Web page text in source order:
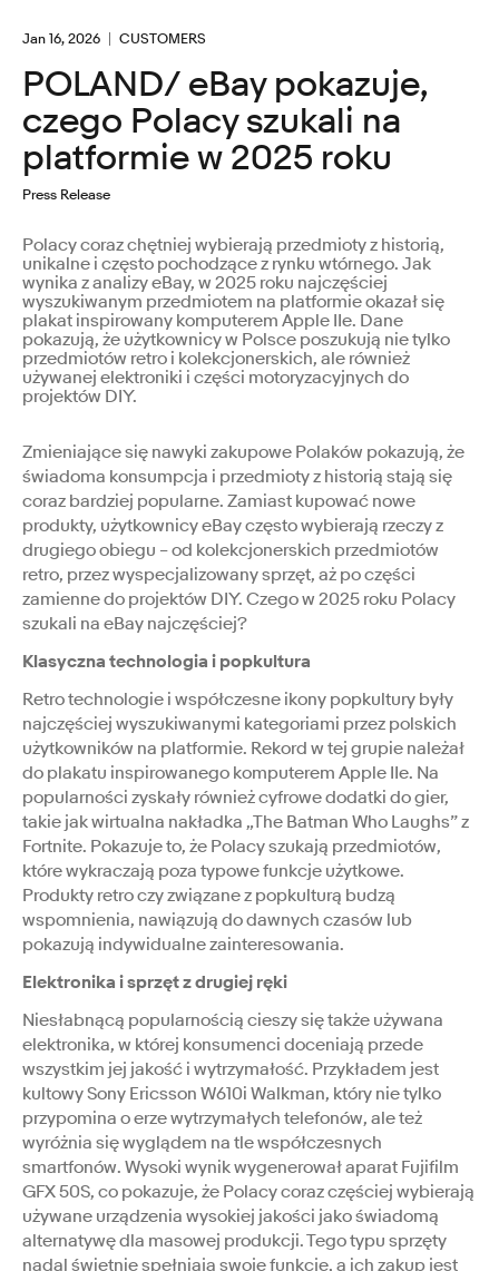
Jan 16, 2026 CUSTOMERS
POLAND/ eBay pokazuje,
czego Polacy szukali na
platformie w 2025 roku
Press Release
Polacy coraz chętniej wybierają przedmioty z historią,
unikalne i często pochodzące z rynku wtórnego. Jak
wynika z analizy eBay, w 2025 roku najczęściej
wyszukiwanym przedmiotem na platformie okazał się
plakat inspirowany komputerem Apple IIe. Dane
pokazują, że użytkownicy w Polsce poszukują nie tylko
przedmiotów retro i kolekcjonerskich, ale również
używanej elektroniki i części motoryzacyjnych do
projektów DIY.
Zmieniające się nawyki zakupowe Polaków pokazują, że
świadoma konsumpcja i przedmioty z historią stają się
coraz bardziej popularne. Zamiast kupować nowe
produkty, użytkownicy eBay często wybierają rzeczy z
drugiego obiegu – od kolekcjonerskich przedmiotów
retro, przez wyspecjalizowany sprzęt, aż po części
zamienne do projektów DIY. Czego w 2025 roku Polacy
szukali na eBay najczęściej?
Klasyczna technologia i popkultura
Retro technologie i współczesne ikony popkultury były
najczęściej wyszukiwanymi kategoriami przez polskich
użytkowników na platformie. Rekord w tej grupie należał
do plakatu inspirowanego komputerem Apple IIe. Na
popularności zyskały również cyfrowe dodatki do gier,
takie jak wirtualna nakładka „The Batman Who Laughs” z
Fortnite. Pokazuje to, że Polacy szukają przedmiotów,
które wykraczają poza typowe funkcje użytkowe.
Produkty retro czy związane z popkulturą budzą
wspomnienia, nawiązują do dawnych czasów lub
pokazują indywidualne zainteresowania.
Elektronika i sprzęt z drugiej ręki
Niesłabnącą popularnością cieszy się także używana
elektronika, w której konsumenci doceniają przede
wszystkim jej jakość i wytrzymałość. Przykładem jest
kultowy Sony Ericsson W610i Walkman, który nie tylko
przypomina o erze wytrzymałych telefonów, ale też
wyróżnia się wyglądem na tle współczesnych
smartfonów. Wysoki wynik wygenerował aparat Fujifilm
GFX 50S, co pokazuje, że Polacy coraz częściej wybierają
używane urządzenia wysokiej jakości jako świadomą
alternatywę dla masowej produkcji. Tego typu sprzęty
nadal świetnie spełniają swoje funkcje, a ich zakup jest